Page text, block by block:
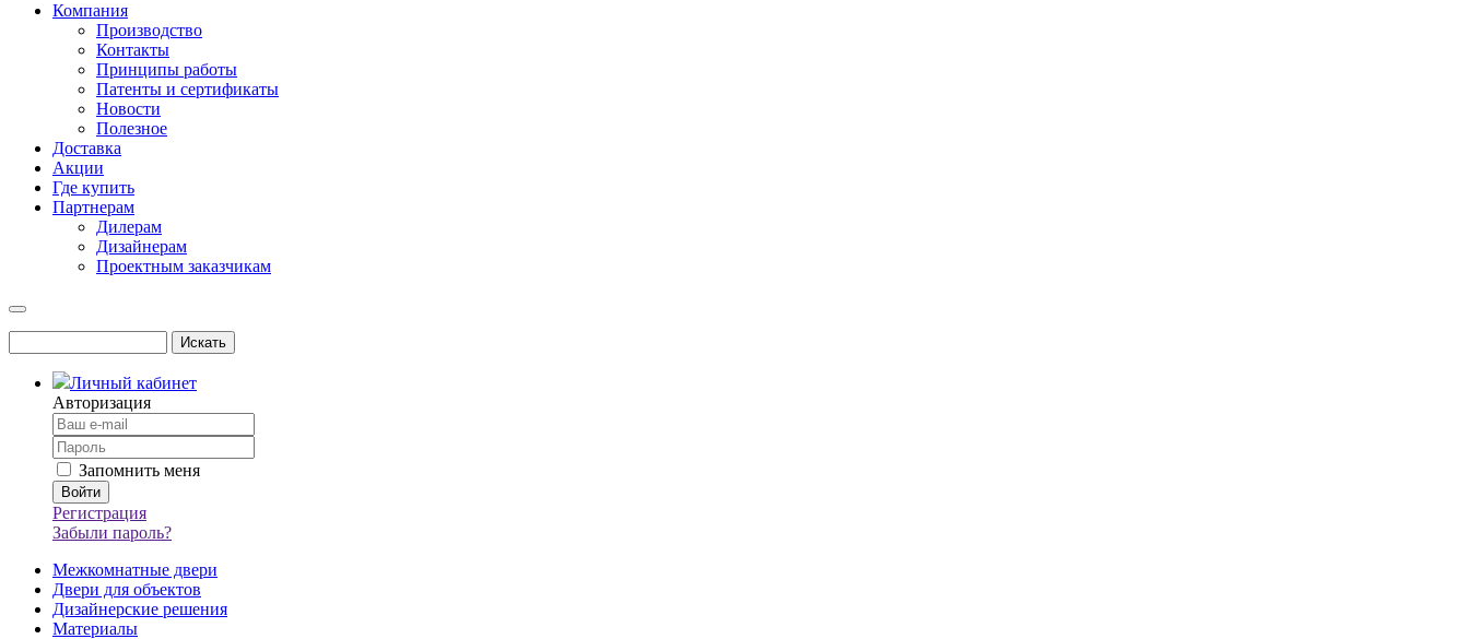
Компания
Производство
Контакты
Принципы работы
Патенты и сертификаты
Новости
Полезное
Доставка
Акции
Где купить
Партнерам
Дилерам
Дизайнерам
Проектным заказчикам
Личный кабинет
Авторизация
Запомнить меня
Регистрация
Забыли пароль?
Межкомнатные двери
Двери для объектов
Дизайнерские решения
Материалы